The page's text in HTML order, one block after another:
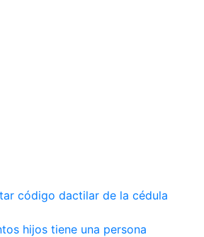
código dactilar de la cédula
hijos tiene una persona